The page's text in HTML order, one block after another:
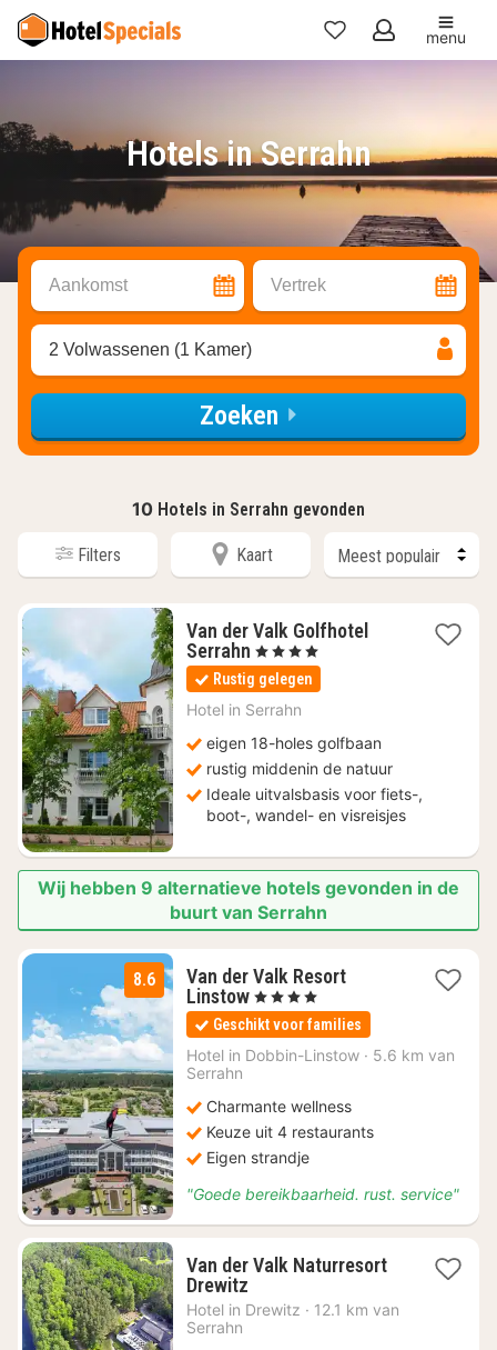
Mijn
menu
Hotels in Serrahn
Aankomst Vertrek
2 Volwassenen (1 Kamer)
Zoeken
10 Hotels in Serrahn gevonden
Filters Kaart
Van der Valk Golfhotel
Serrahn 1
nacht
vanaf
€
, 4 Sterren
Rustig gelegen
Hotel in Serrahn
eigen 18-holes golfbaan
rustig middenin de natuur
Ideale uitvalsbasis voor fiets-,
boot-, wandel- en visreisjes
Wij hebben 9 alternatieve hotels gevonden in de
buurt van Serrahn
8.6
Van der Valk Resort
Linstow1
nacht
vanaf
€
, 4 Sterren
Geschikt voor families
Hotel in Dobbin-Linstow · 5.6 km van
Serrahn
Charmante wellness
Keuze uit 4 restaurants
Eigen strandje
"Goede bereikbaarheid. rust. service"
Van der Valk Naturresort
Drewitz1
nacht
Hotel in Drewitz · 12.1 km van
Serrahn